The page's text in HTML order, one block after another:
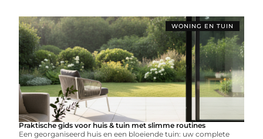
WONING EN TUIN
Praktische gids voor huis & tuin met slimme routines
Een georganiseerd huis en een bloeiende tuin: uw complete